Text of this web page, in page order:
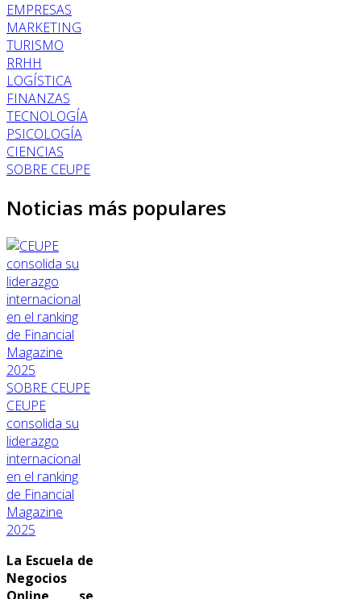
EMPRESAS
MARKETING
TURISMO
RRHH
LOGÍSTICA
FINANZAS
TECNOLOGÍA
PSICOLOGÍA
CIENCIAS
SOBRE CEUPE
Noticias más populares
SOBRE CEUPE
CEUPE
consolida su
liderazgo
internacional
en el ranking
de Financial
Magazine
2025
La Escuela de
Negocios